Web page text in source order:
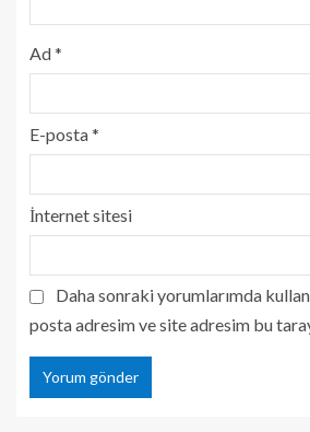
Ad*
E-posta*
İnternet sitesi
Daha sonraki yorumlarımda
posta adresim ve site adresim bu